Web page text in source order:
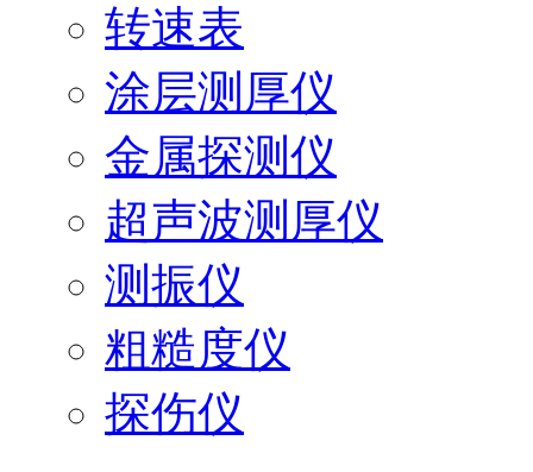
转速表
涂层测厚仪
金属探测仪
超声波测厚仪
测振仪
粗糙度仪
探伤仪